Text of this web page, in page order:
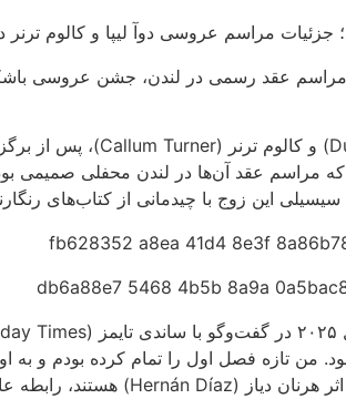
مراسم عقد رسمی در لندن، جشن عروسی
من تازه فصل اول را تمام کرده بودم و به